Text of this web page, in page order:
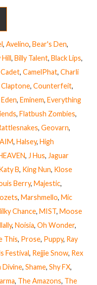
, Avelino, Bear's Den,
Hill, Billy Talent, Black Lips,
Cadet, CamelPhat, Charli
Claptone, Counterfeit,
Eden, Eminem, Everything
, Flatbush Zombies,
, Geovarn,
, Halsey, High
, J Hus, Jaguar
B, King Nun, Klose
Berry, Majestic,
, Marshmello, Mic
Chance, MIST, Moose
, Noisia, Oh Wonder,
This, Prose, Puppy, Ray
Festival, Rejjie Snow, Rex
Divine, Shame, Shy FX,
, The Amazons, The